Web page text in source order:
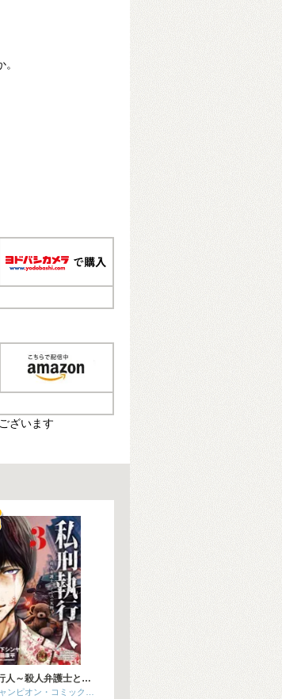
ざいます
人～殺人弁護士と…
ンピオン・コミック…